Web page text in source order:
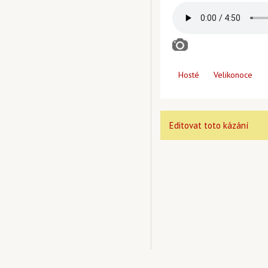
Hosté Velikonoce
Editovat toto kázání